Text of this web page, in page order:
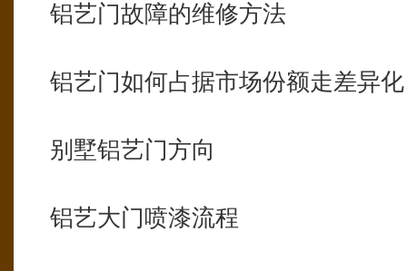
铝艺门故障的维修方法
铝艺门如何占据市场份额走差异
别墅铝艺门方向
铝艺大门喷漆流程